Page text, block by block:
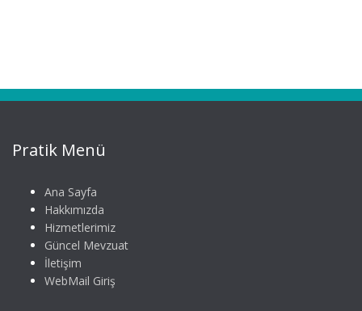
Pratik Menü
Ana Sayfa
Hakkımızda
Hizmetlerimiz
Güncel Mevzuat
İletişim
WebMail Giriş